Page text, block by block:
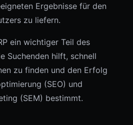
Ergebnisse für den
zu liefern.
ein wichtiger Teil des
Suchenden hilft, schnell
zu finden und den Erfolg
(SEO) und
(SEM) bestimmt.